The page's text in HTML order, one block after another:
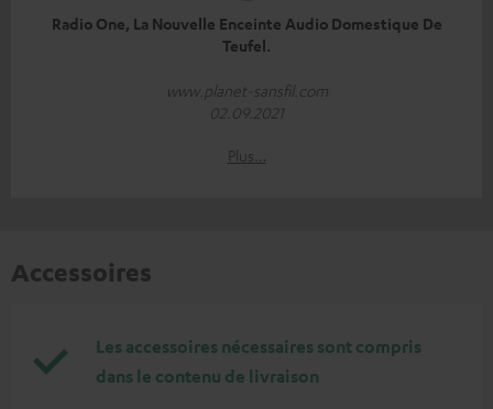
Radio One, La Nouvelle Enceinte Audio Domestique De
Teufel.
www.planet-sansfil.com
02.09.2021
Plus…
Accessoires
Les accessoires nécessaires sont compris
dans le contenu de livraison